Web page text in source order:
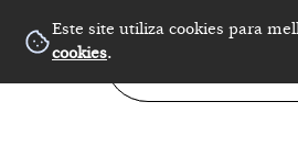
Este site utiliza cookies para
cookies.